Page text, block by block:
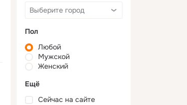
Пол
Любой
Мужской
Женский
Ещё
Сейчас на сайте